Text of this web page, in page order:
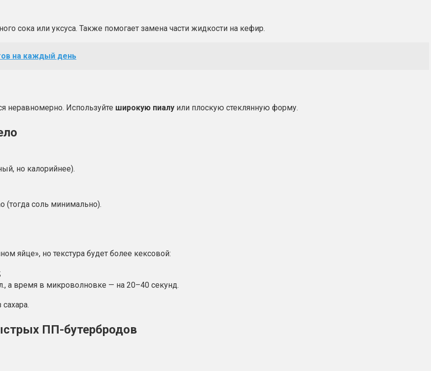
сока или уксуса. Также помогает замена части жидкости на кефир.
на каждый день
неравномерно. Используйте широкую пиалу или плоскую стеклянную форму.
но калорийнее).
(тогда соль минимально).
яйце», но текстура будет более кексовой:
а время в микроволновке — на 20–40 секунд.
ПП-бутербродов